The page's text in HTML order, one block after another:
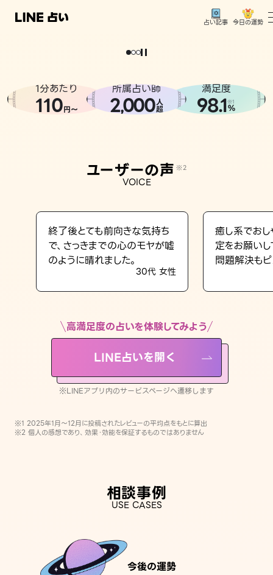
占い記事 今日の運勢
相談事例
LINE占いを開く
※LINEアプリ内のサービスページへ遷移します
どうせなら
。
1分あたり
110円〜
所属占い師
2,000人
超
満足度
98.1※1
%
ユーザーの声 ※2
VOICE
終了後とても前向きな気持ち
で、さっきまでの心のモヤが嘘
のように晴れました。
30代 女性
癒し系でおし
定をお願い
問題解決もピ
高満足度の占いを体験してみよう
LINE占いを開く
※LINEアプリ内のサービスページへ遷移します
※1 2025年1月〜12月に投稿されたレビューの平均点をもとに算出
※2 個人の感想であり、効果・効能を保証するものではありません
相談事例
USE CASES
今後の運勢